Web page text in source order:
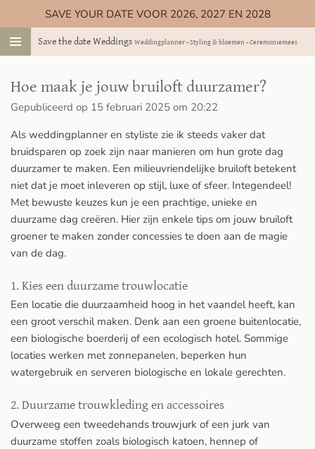
direct
naar
hoofdinhoud
Save the date Weddings Weddingplanner - Styling & bloemen - Ceremoniemeester
SAVE YOUR DATE VOOR 2026, 2027 EN 2028
Hoe maak je jouw bruiloft duurzamer?
Gepubliceerd op 15 februari 2025 om 20:22
Als weddingplanner en styliste zie ik steeds vaker dat
bruidsparen op zoek zijn naar manieren om hun grote dag
duurzamer te maken. Een milieuvriendelijke bruiloft betekent
niet dat je moet inleveren op stijl, luxe of sfeer. Integendeel!
Met bewuste keuzes kun je een prachtige, unieke en
duurzame dag creëren. Hier zijn enkele tips om jouw bruiloft
groener te maken zonder concessies te doen aan de magie
van de dag.
1. Kies een duurzame trouwlocatie
Een locatie die duurzaamheid hoog in het vaandel heeft, kan
een groot verschil maken. Denk aan een groene buitenlocatie,
een biologische boerderij of een ecologisch hotel. Sommige
locaties werken met zonnepanelen, beperken hun
watergebruik en serveren biologische en lokale gerechten.
2. Duurzame trouwkleding en accessoires
Overweeg een tweedehands trouwjurk of een jurk van
duurzame stoffen zoals biologisch katoen, hennep of